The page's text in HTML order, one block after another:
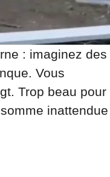
: imaginez des
Vous
Trop beau pour
inattendue